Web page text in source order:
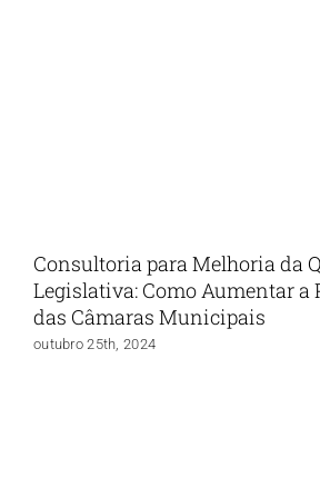
Consultoria para Melhoria da
Legislativa: Como Aumentar
das Câmaras Municipais
outubro 25th, 2024